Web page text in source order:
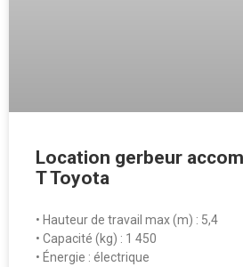
Location gerbeur
T Toyota
• Hauteur de travail max (m) : 5,4
• Capacité (kg) : 1 450
• Énergie : électrique